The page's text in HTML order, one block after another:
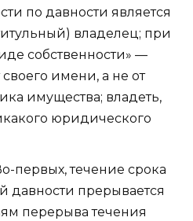
по давности является
владелец; при
собственности» —
своего имени, а не от
имущества; владеть,
юридического
первых, течение срока
давности прерывается
перерыва течения